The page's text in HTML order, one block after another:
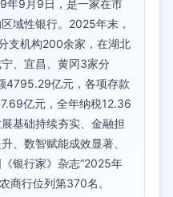
年9月9日，是一家在市
域性银行。2025年末，
支机构200余家，在湖北
、宜昌、黄冈3家分
4795.29亿元，各项存款
亿元，全年纳税12.36
基础持续夯实、金融担
、数智赋能成效显著、
银行家》杂志“2025年
商行位列第370名。